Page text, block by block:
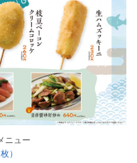
ニュー
）